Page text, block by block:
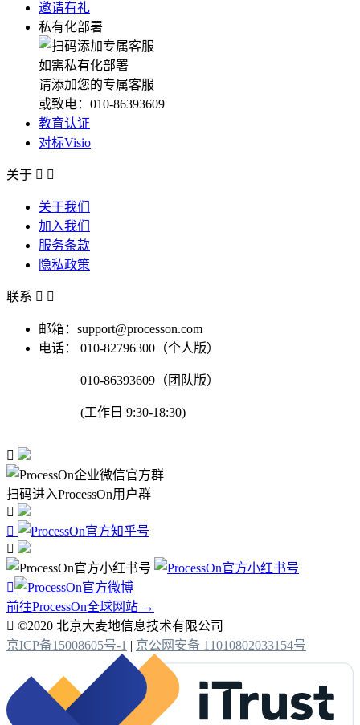
邀请有礼
私有化部署
如需私有化部署
请添加您的专属客服
或致电：010-86393609
教育认证
对标Visio
关于  
关于我们
加入我们
服务条款
隐私政策
联系  
邮箱：support@processon.com
电话：
010-82796300（个人版）
010-86393609（团队版）
(工作日 9:30-18:30)

扫码进入ProcessOn用户群




前往ProcessOn全球网站 →
 ©2020 北京大麦地信息技术有限公司
京ICP备15008605号-1 | 京公网安备 11010802033154号